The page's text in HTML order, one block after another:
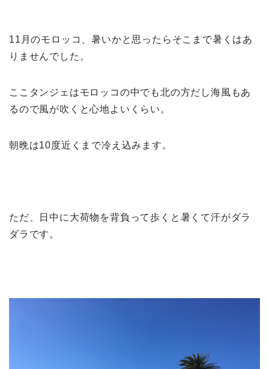
11月のモロッコ、暑いかと思ったらそこまで暑くはあ
りませんでした。
ここタンジェはモロッコの中でも北の方だし海風もあ
るので風が吹くと心地よいくらい。
朝晩は10度近くまで冷え込みます。
ただ、日中に大荷物を背負って歩くと暑くて汗がダラ
ダラです。